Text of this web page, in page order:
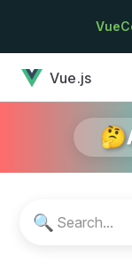
Skip to content
Vue.js
🔍